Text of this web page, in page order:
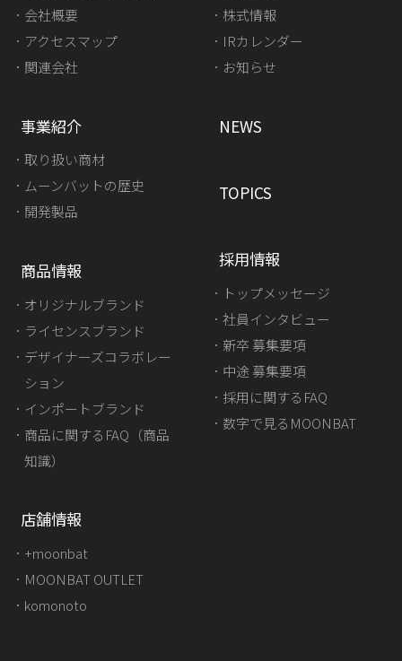
会社概要
アクセスマップ
関連会社
事業紹介
取り扱い商材
ムーンバットの歴史
開発製品
株式情報
IRカレンダー
お知らせ
商品情報
オリジナルブランド
ライセンスブランド
デザイナーズコラボレー
ション
インポートブランド
商品に関するFAQ（商品
知識）
店舗情報
+moonbat
MOONBAT OUTLET
komonoto
NEWS
TOPICS
採用情報
トップメッセージ
社員インタビュー
新卒 募集要項
中途 募集要項
採用に関するFAQ
数字で見るMOONBAT